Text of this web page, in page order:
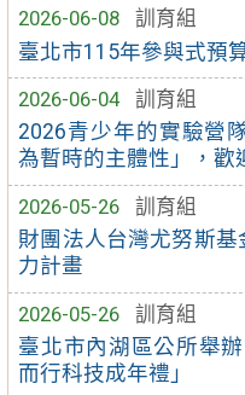
2026-06-08
訓育組
臺北市115年參與式預
2026-06-04
訓育組
2026青少年的實驗營
為暫時的主體性」，歡
2026-05-26
訓育組
財團法人台灣尤努斯
力計畫
2026-05-26
訓育組
臺北市內湖區公所舉
而行科技成年禮」